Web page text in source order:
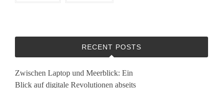
RECENT POSTS
Zwischen Laptop und Meerblick: Ein
Blick auf digitale Revolutionen abseits